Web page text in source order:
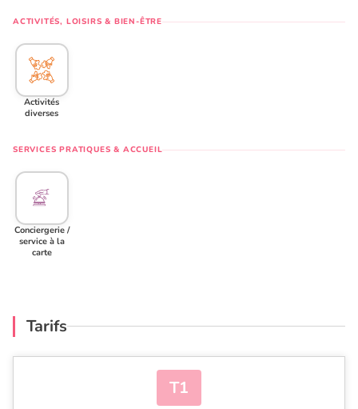
ACTIVITÉS, LOISIRS & BIEN-ÊTRE
Activités
diverses
SERVICES PRATIQUES & ACCUEIL
Conciergerie /
service à la
carte
Tarifs
T1